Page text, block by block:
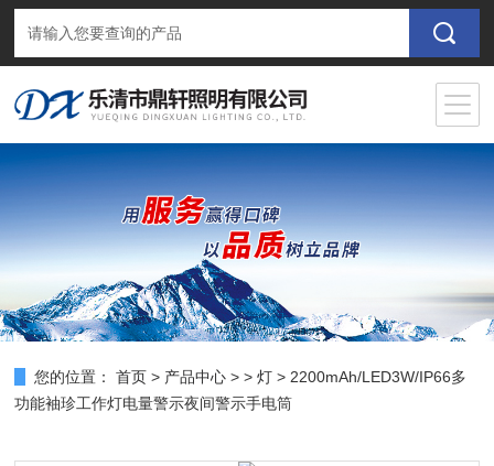
您的位置： 首页 > 产品中心 > >灯 > 2200mAh/LED3W/IP66多
功能袖珍工作灯电量警示夜间警示手电筒